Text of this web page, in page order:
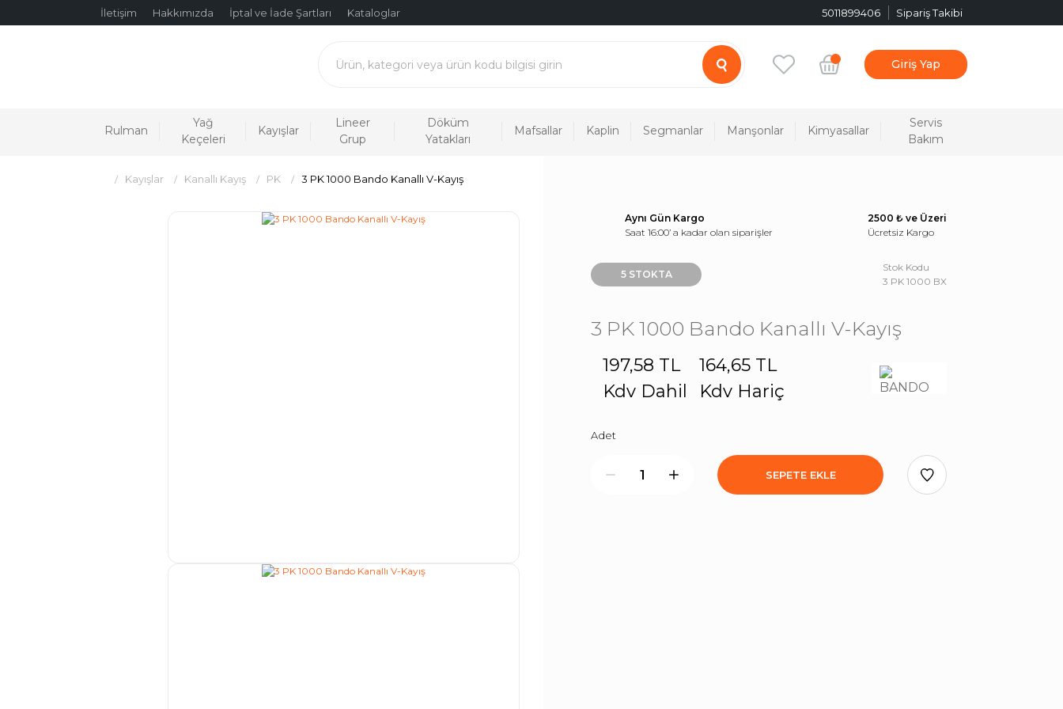
İletişim Hakkımızda İptal ve İade Şartları Kataloglar 5011899406 Sipariş Takibi
Giriş Yap
Rulman
Yağ
Keçeleri
Kayışlar
Lineer
Grup
Döküm
Yatakları
Mafsallar Kaplin Segmanlar Manşonlar Kimyasallar
Servis
Bakım
Kayışlar Kanallı Kayış PK 3 PK 1000 Bando Kanallı V-Kayış
Aynı Gün Kargo
Saat 16:00’ a kadar olan siparişler
2500 ₺ ve Üzeri
Ücretsiz Kargo
5 STOKTA
Stok Kodu
3 PK 1000 BX
3 PK 1000 Bando Kanallı V-Kayış
197,58 TL
Kdv Dahil
164,65 TL
Kdv Hariç
Adet
SEPETE EKLE